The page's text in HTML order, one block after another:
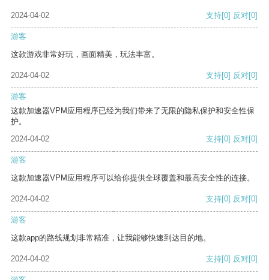
2024-04-02 支持[0] 反对[0]
游客
这款游戏非常好玩，画面精美，玩法丰富。
2024-04-02 支持[0] 反对[0]
游客
这款加速器VPM应用程序已经为我们带来了无限的隐私保护和安全性保
护。
2024-04-02
支持[0] 反对[0]
游客
这款加速器VPM应用程序可以给你提供全球覆盖和最高安全性的连接。
2024-04-02 支持[0] 反对[0]
游客
这款app的路线规划非常精准，让我能够快速到达目的地。
2024-04-02 支持[0] 反对[0]